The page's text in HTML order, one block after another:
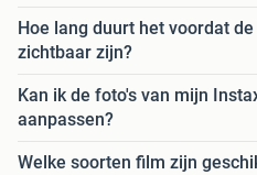
Hoe lang duurt het voordat
zichtbaar zijn?
Kan ik de foto's van mijn
aanpassen?
Welke soorten film zijn